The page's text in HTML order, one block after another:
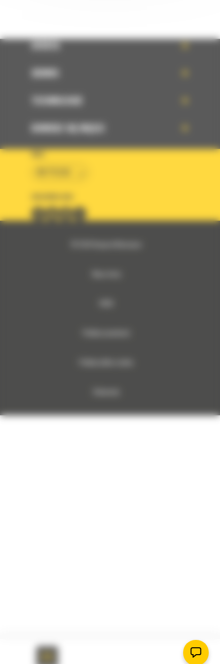
OFERTA
SERWIS
TECHNOLOGIE
DOWIEDZ SIĘ WIĘCEJ
KRAJ